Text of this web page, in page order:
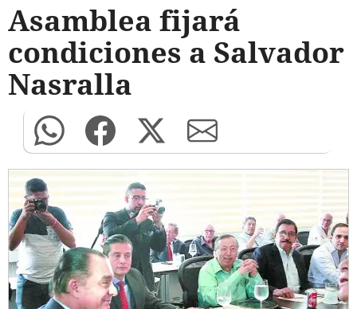
Asamblea fijará
condiciones a Salvador
Nasralla